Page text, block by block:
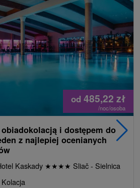
od 485,22 zł
/noc/osoba
i dostępem do
z najlepiej ocenianych
Kaskady ★★★★ Sliač - Sielnica